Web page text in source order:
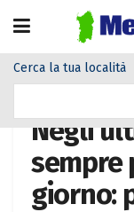
Cerca la tua località
Negli
sempre
giorno: